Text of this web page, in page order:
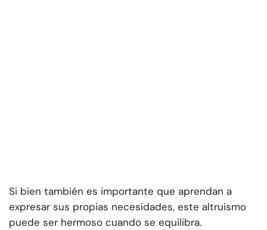
Si bien también es importante que aprendan a
expresar sus propias necesidades, este altruismo
puede ser hermoso cuando se equilibra.